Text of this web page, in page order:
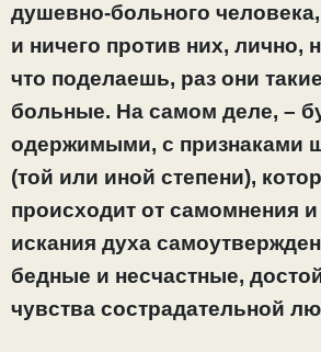
душевно-больного
и ничего против них, лично,
что поделаешь, раз они
больные. На самом деле, –
одержимыми, с признаками
(той или иной степени),
происходит от самомнения
искания духа
бедные и несчастные,
чувства сострадательной